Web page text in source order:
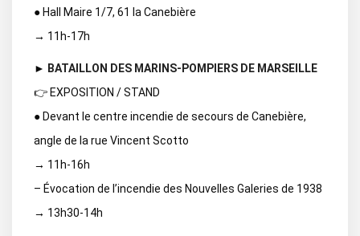
● Hall Maire 1/7, 61 la Canebière
→ 11h-17h
► BATAILLON DES MARINS-POMPIERS DE MARSEILLE
👉 EXPOSITION / STAND
● Devant le centre incendie de secours de Canebière,
angle de la rue Vincent Scotto
→ 11h-16h
– Évocation de l’incendie des Nouvelles Galeries de 1938
→ 13h30-14h